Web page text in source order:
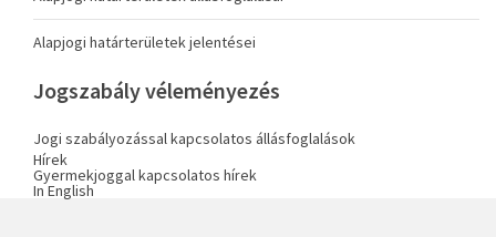
Alapjogi határterületek jelentései
Jogszabály véleményezés
Jogi szabályozással kapcsolatos állásfoglalások
Hírek
Gyermekjoggal kapcsolatos hírek
In English